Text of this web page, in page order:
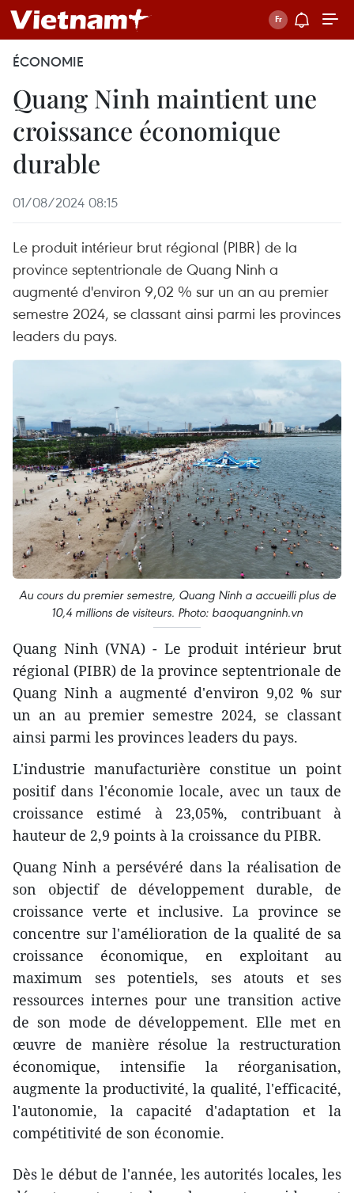
ÉCONOMIE
Quang Ninh maintient une
croissance économique
durable
01/08/2024 08:15
Le produit intérieur brut régional (PIBR) de la
province septentrionale de Quang Ninh a
augmenté d'environ 9,02 % sur un an au premier
semestre 2024, se classant ainsi parmi les provinces
leaders du pays.
Au cours du premier semestre, Quang Ninh a accueilli plus de
10,4 millions de visiteurs. Photo: baoquangninh.vn
Quang Ninh (VNA) - Le produit intérieur brut
régional (PIBR) de la province septentrionale de
Quang Ninh a augmenté d'environ 9,02 % sur
un an au premier semestre 2024, se classant
ainsi parmi les provinces leaders du pays.
L'industrie manufacturière constitue un point
positif dans l'économie locale, avec un taux de
croissance estimé à 23,05%, contribuant à
hauteur de 2,9 points à la croissance du PIBR.
Quang Ninh a persévéré dans la réalisation de
son objectif de développement durable, de
croissance verte et inclusive. La province se
concentre sur l'amélioration de la qualité de sa
croissance économique, en exploitant au
maximum ses potentiels, ses atouts et ses
ressources internes pour une transition active
de son mode de développement. Elle met en
œuvre de manière résolue la restructuration
économique, intensifie la réorganisation,
augmente la productivité, la qualité, l'efficacité,
l'autonomie, la capacité d'adaptation et la
compétitivité de son économie.
Dès le début de l'année, les autorités locales, les